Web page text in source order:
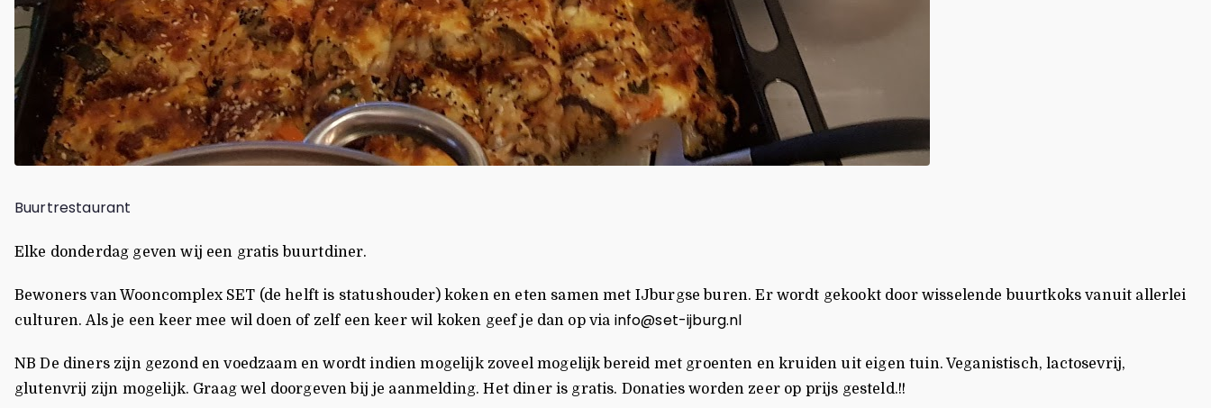
Buurtrestaurant
Elke donderdag geven wij een gratis buurtdiner.
Bewoners van Wooncomplex SET (de helft is statushouder) koken en eten samen met IJburgse buren. Er wordt gekookt door wisselende buurtkoks vanuit allerlei
culturen. Als je een keer mee wil doen of zelf een keer wil koken geef je dan op via info@set-ijburg.nl
NB De diners zijn gezond en voedzaam en wordt indien mogelijk zoveel mogelijk bereid met groenten en kruiden uit eigen tuin. Veganistisch, lactosevrij,
glutenvrij zijn mogelijk. Graag wel doorgeven bij je aanmelding. Het diner is gratis. Donaties worden zeer op prijs gesteld.!!